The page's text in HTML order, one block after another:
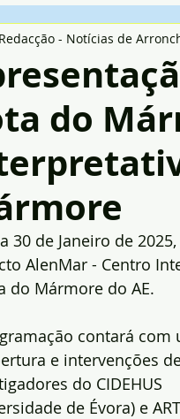
do
Redacção - Notícias de
30 de Janeiro de
AlenMar - Centro
do Mármore do AE.
contará com
e intervenções
do CIDEHUS
de Évora) e